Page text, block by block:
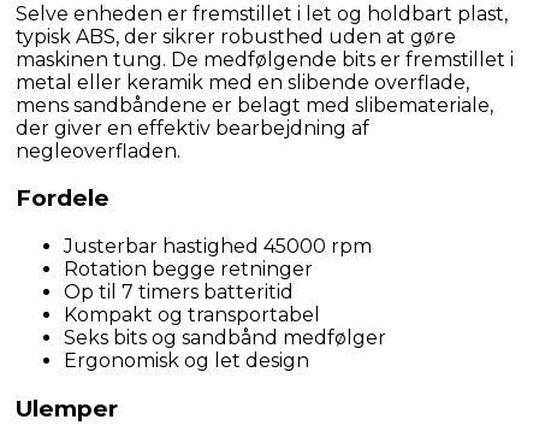
Selve enheden er fremstillet i let og holdbart plast,
typisk ABS, der sikrer robusthed uden at gøre
maskinen tung. De medfølgende bits er fremstillet i
metal eller keramik med en slibende overflade,
mens sandbåndene er belagt med slibemateriale,
der giver en effektiv bearbejdning af
negleoverfladen.
Fordele
Justerbar hastighed 45000 rpm
Rotation begge retninger
Op til 7 timers batteritid
Kompakt og transportabel
Seks bits og sandbånd medfølger
Ergonomisk og let design
Ulemper